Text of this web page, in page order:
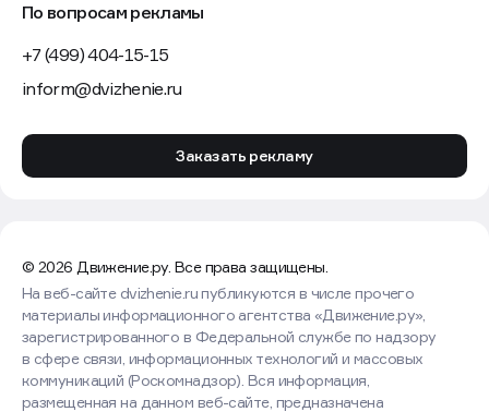
По вопросам рекламы
+7 (499) 404-15-15
inform@dvizhenie.ru
Заказать рекламу
© 2026 Движение.ру. Все права защищены.
На веб-сайте dvizhenie.ru публикуются в числе прочего
материалы информационного агентства «Движение.ру»,
зарегистрированного в Федеральной службе по надзору
в сфере связи, информационных технологий и массовых
коммуникаций (Роскомнадзор). Вся информация,
размещенная на данном веб-сайте, предназначена